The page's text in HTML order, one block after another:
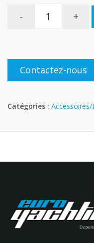
- +
Contactez-nous
Catégories :